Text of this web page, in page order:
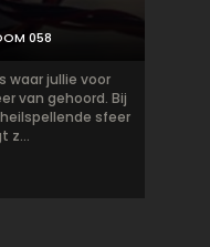
058
waar jullie voor
van gehoord. Bij
sfeer
z...